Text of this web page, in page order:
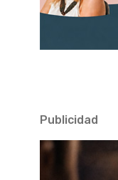
Publicidad